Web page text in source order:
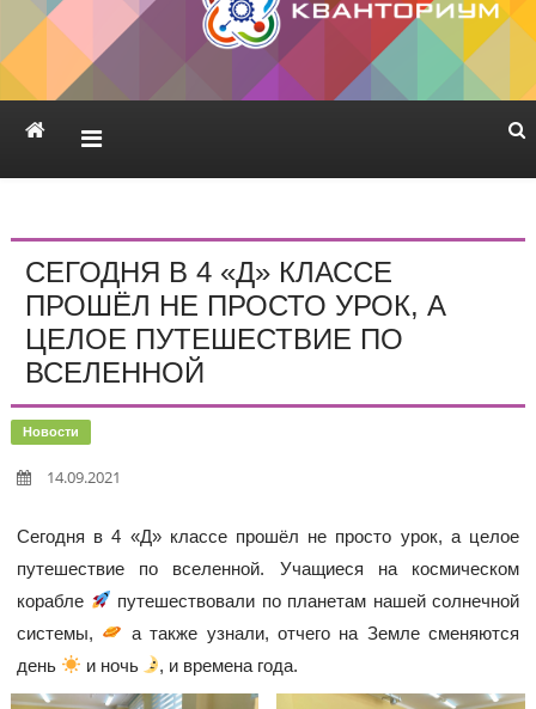
«Школа №75»
СЕГОДНЯ В 4 «Д» КЛАССЕ
ПРОШЁЛ НЕ ПРОСТО УРОК, А
ЦЕЛОЕ ПУТЕШЕСТВИЕ ПО
ВСЕЛЕННОЙ
Новости
14.09.2021
Сегодня в 4 «Д» классе прошёл не просто урок, а целое
путешествие по вселенной. Учащиеся на космическом
корабле
путешествовали по планетам нашей солнечной
системы,
а также узнали, отчего на Земле сменяются
день
и ночь , и времена года.